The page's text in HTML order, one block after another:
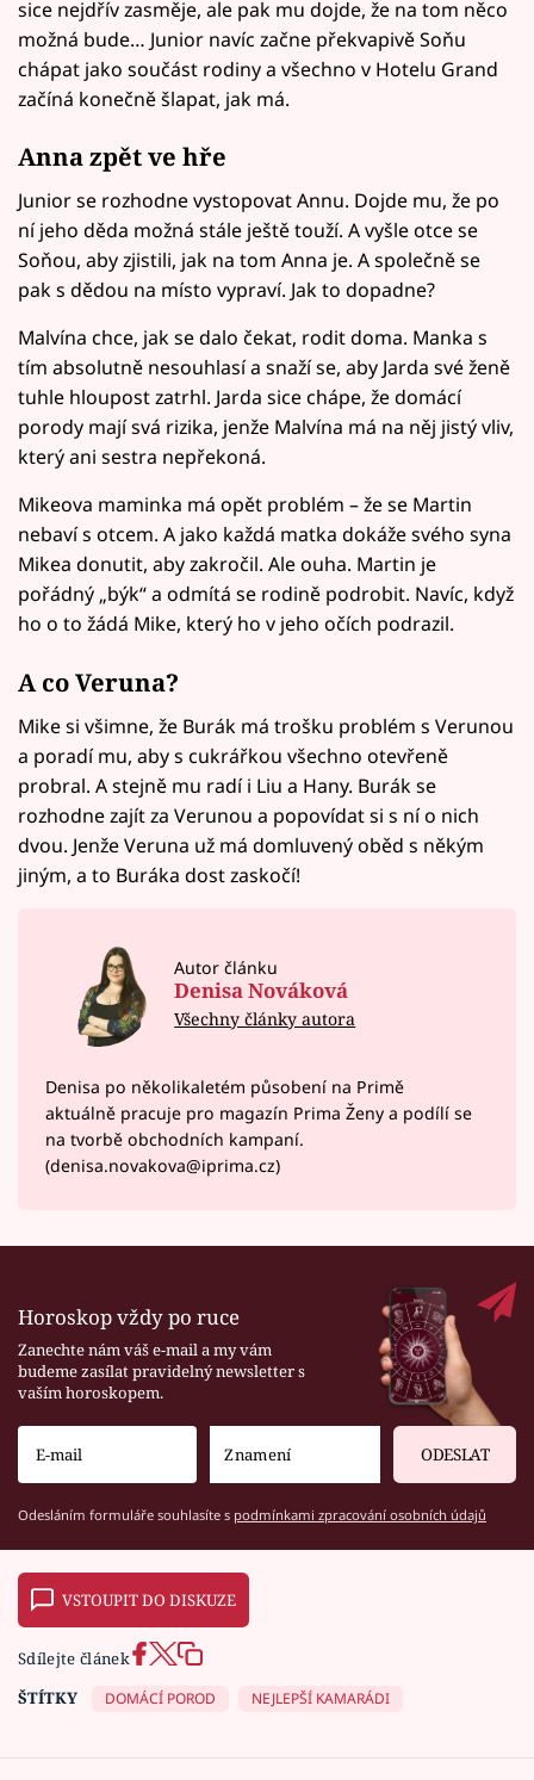
sice nejdřív zasměje, ale pak mu dojde, že na tom něco
možná bude… Junior navíc začne překvapivě Soňu
chápat jako součást rodiny a všechno v Hotelu Grand
začíná konečně šlapat, jak má.
Anna zpět ve hře
Junior se rozhodne vystopovat Annu. Dojde mu, že po
ní jeho děda možná stále ještě touží. A vyšle otce se
Soňou, aby zjistili, jak na tom Anna je. A společně se
pak s dědou na místo vypraví. Jak to dopadne?
Malvína chce, jak se dalo čekat, rodit doma. Manka s
tím absolutně nesouhlasí a snaží se, aby Jarda své ženě
tuhle hloupost zatrhl. Jarda sice chápe, že domácí
porody mají svá rizika, jenže Malvína má na něj jistý vliv,
který ani sestra nepřekoná.
Mikeova maminka má opět problém – že se Martin
nebaví s otcem. A jako každá matka dokáže svého syna
Mikea donutit, aby zakročil. Ale ouha. Martin je
pořádný „býk“ a odmítá se rodině podrobit. Navíc, když
ho o to žádá Mike, který ho v jeho očích podrazil.
A co Veruna?
Mike si všimne, že Burák má trošku problém s Verunou
a poradí mu, aby s cukrářkou všechno otevřeně
probral. A stejně mu radí i Liu a Hany. Burák se
rozhodne zajít za Verunou a popovídat si s ní o nich
dvou. Jenže Veruna už má domluvený oběd s někým
jiným, a to Buráka dost zaskočí!
Autor článku
Denisa Nováková
Všechny články autora
Denisa po několikaletém působení na Primě
aktuálně pracuje pro magazín Prima Ženy a podílí se
na tvorbě obchodních kampaní.
(denisa.novakova@iprima.cz)
Horoskop vždy po ruce
Zanechte nám váš e-mail a my vám
budeme zasílat pravidelný newsletter s
vaším horoskopem.
ODESLAT
Odesláním formuláře souhlasíte s podmínkami zpracování osobních údajů
VSTOUPIT DO DISKUZE
Sdílejte článek
ŠTÍTKY
DOMÁCÍ POROD NEJLEPŠÍ KAMARÁDI